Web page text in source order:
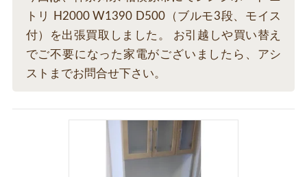
トリ H2000 W1390 D500（ブルモ3段、モイス
付）を出張買取しました。 お引越しや買い替え
でご不要になった家電がございましたら、アシ
ストまでお問合せ下さい。